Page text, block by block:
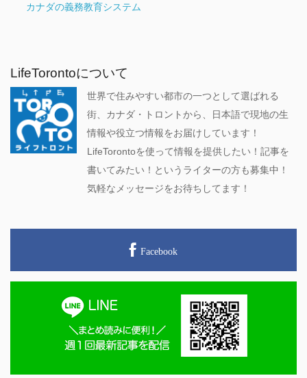
カナダの義務教育システム
LifeTorontoについて
世界で住みやすい都市の一つとして選ばれる
街、カナダ・トロントから、日本語で現地の生
情報や役立つ情報をお届けしています！
LifeTorontoを使って情報を提供したい！記事を
書いてみたい！というライターの方も募集中！
気軽なメッセージをお待ちしてます！
Facebook